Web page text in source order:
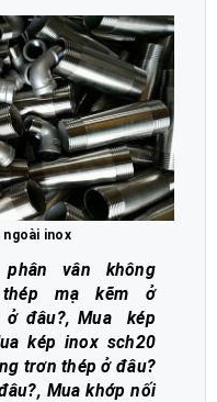
ngoài inox
vân không
mạ kẽm ở
ở đâu?, Mua kép
kép inox sch20
trơn thép ở đâu?
Mua khớp nối